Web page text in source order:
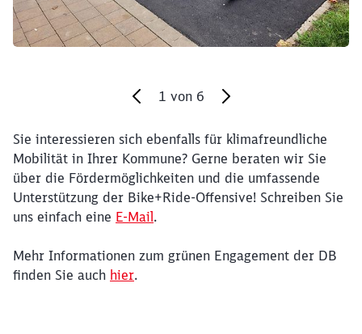
1 von 6
Ende des Sliders
Sie interessieren sich ebenfalls für klimafreundliche
Mobilität in Ihrer Kommune? Gerne beraten wir Sie
über die Fördermöglichkeiten und die umfassende
Unterstützung der Bike+Ride-Offensive! Schreiben Sie
uns einfach eine E-Mail.
Mehr Informationen zum grünen Engagement der DB
finden Sie auch hier.